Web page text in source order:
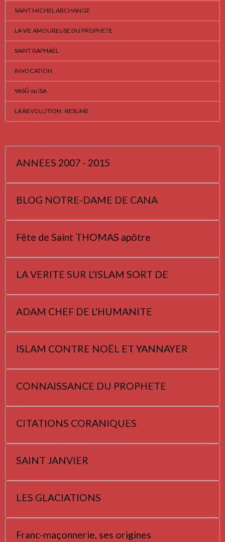
SAINT MICHEL ARCHANGE
LA VIE AMOUREUSE DU PROPHETE
SAINT RAPHAËL
INVOCATION
YASÛ ou ISA
LA REVOLUTION : RESUME
ANNEES 2007 - 2015
BLOG NOTRE-DAME DE CANA
Fête de Saint THOMAS apôtre
LA VERITE SUR L'ISLAM SORT DE
ADAM CHEF DE L'HUMANITE
ISLAM CONTRE NOËL ET YANNAYER
CONNAISSANCE DU PROPHETE
CITATIONS CORANIQUES
SAINT JANVIER
LES GLACIATIONS
Franc-maçonnerie, ses origines